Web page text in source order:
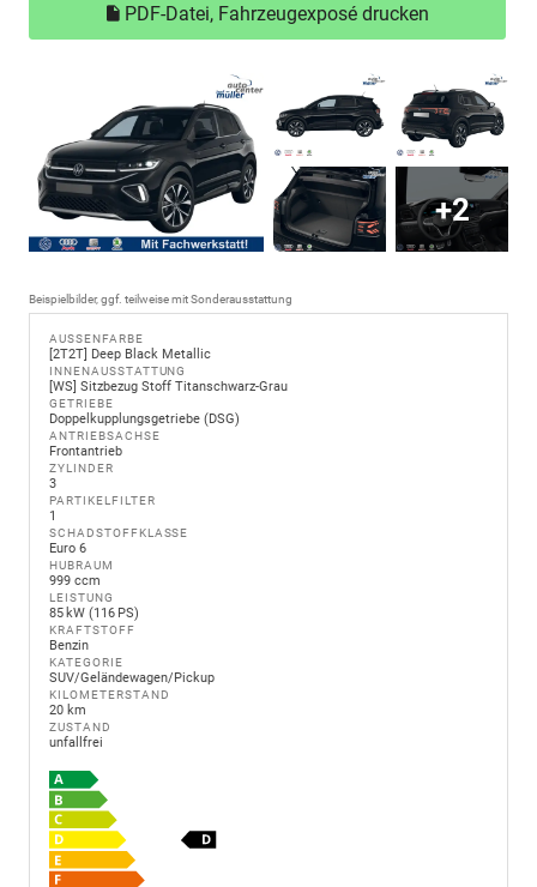
PDF-Datei, Fahrzeugexposé drucken
+2
Beispielbilder, ggf. teilweise mit Sonderausstattung
AUSSENFARBE
[2T2T] Deep Black Metallic
INNENAUSSTATTUNG
[WS] Sitzbezug Stoff Titanschwarz-Grau
GETRIEBE
Doppelkupplungsgetriebe (DSG)
ANTRIEBSACHSE
Frontantrieb
ZYLINDER
3
PARTIKELFILTER
1
SCHADSTOFFKLASSE
Euro 6
HUBRAUM
999 ccm
LEISTUNG
85 kW (116 PS)
KRAFTSTOFF
Benzin
KATEGORIE
SUV/Geländewagen/Pickup
KILOMETERSTAND
20 km
ZUSTAND
unfallfrei